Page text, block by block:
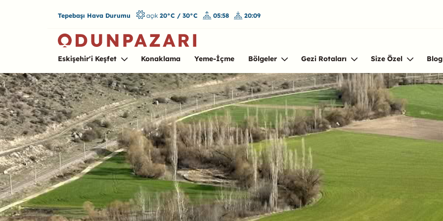
Tepebaşı Hava Durumu açık 20°C / 30°C 05:58 20:09
Eskişehir'i Keşfet Konaklama Yeme-İçme Bölgeler Gezi Rotaları Size Özel Blog